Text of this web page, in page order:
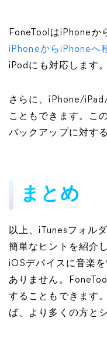
FoneToolはiPhoneか
iPhoneからiPhoneへ
iPodにも対応します。
さらに、iPhone/
こともできます。こ
バックアップに対す
まとめ
以上、iTunesフォル
簡単なヒントを紹介
iOSデバイスに音楽
ありません。
することもできます
ば、より多くの方と